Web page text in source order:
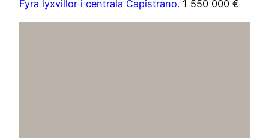
Fyra lyxvillor i centrala Capistrano. 1 550 000 €